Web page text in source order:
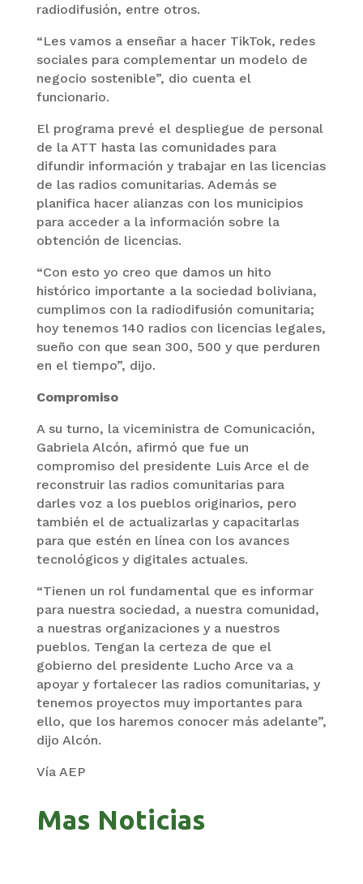
radiodifusión, entre otros.
“Les vamos a enseñar a hacer TikTok, redes
sociales para complementar un modelo de
negocio sostenible”, dio cuenta el
funcionario.
El programa prevé el despliegue de personal
de la ATT hasta las comunidades para
difundir información y trabajar en las licencias
de las radios comunitarias. Además se
planifica hacer alianzas con los municipios
para acceder a la información sobre la
obtención de licencias.
“Con esto yo creo que damos un hito
histórico importante a la sociedad boliviana,
cumplimos con la radiodifusión comunitaria;
hoy tenemos 140 radios con licencias legales,
sueño con que sean 300, 500 y que perduren
en el tiempo”, dijo.
Compromiso
A su turno, la viceministra de Comunicación,
Gabriela Alcón, afirmó que fue un
compromiso del presidente Luis Arce el de
reconstruir las radios comunitarias para
darles voz a los pueblos originarios, pero
también el de actualizarlas y capacitarlas
para que estén en línea con los avances
tecnológicos y digitales actuales.
“Tienen un rol fundamental que es informar
para nuestra sociedad, a nuestra comunidad,
a nuestras organizaciones y a nuestros
pueblos. Tengan la certeza de que el
gobierno del presidente Lucho Arce va a
apoyar y fortalecer las radios comunitarias, y
tenemos proyectos muy importantes para
ello, que los haremos conocer más adelante”,
dijo Alcón.
Vía AEP
Mas Noticias